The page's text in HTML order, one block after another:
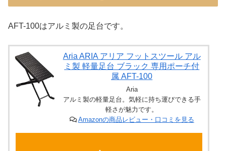
AFT-100はアルミ製の足台です。
Aria ARIA アリア フットスツール アル
ミ製 軽量足台 ブラック 専用ポーチ付
属 AFT-100
Aria
アルミ製の軽量足台。気軽に持ち運びできる手
軽さが魅力です。
Amazonの商品レビュー・口コミを見る